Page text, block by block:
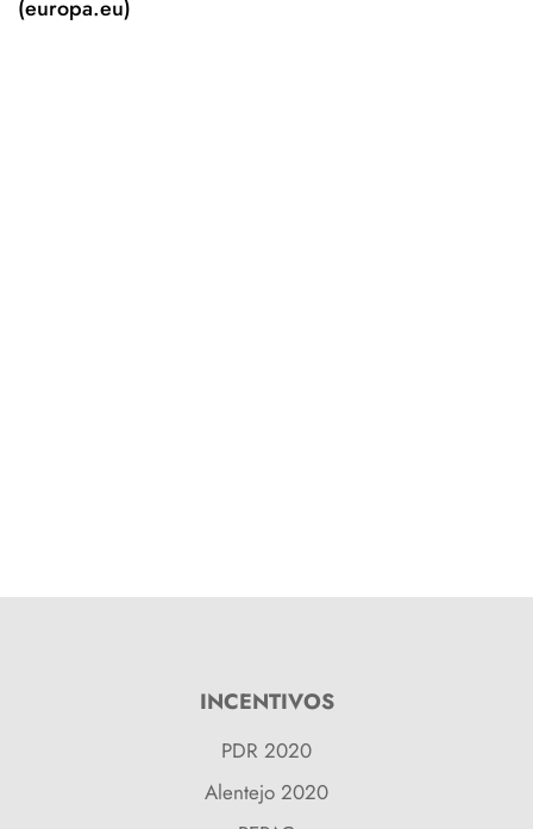
(europa.eu)
INCENTIVOS
PDR 2020
Alentejo 2020